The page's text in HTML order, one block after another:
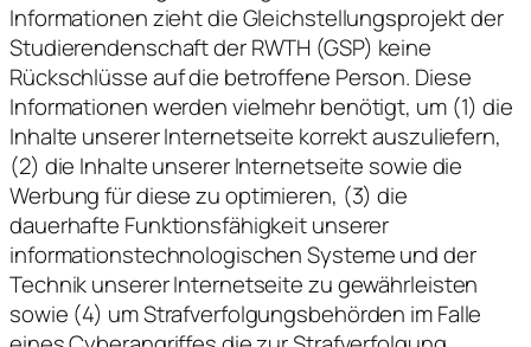
Informationen zieht die Gleichstellungsprojekt der
Studierendenschaft der RWTH (GSP) keine
Rückschlüsse auf die betroffene Person. Diese
Informationen werden vielmehr benötigt, um (1) die
Inhalte unserer Internetseite korrekt auszuliefern,
(2) die Inhalte unserer Internetseite sowie die
Werbung für diese zu optimieren, (3) die
dauerhafte Funktionsfähigkeit unserer
informationstechnologischen Systeme und der
Technik unserer Internetseite zu gewährleisten
sowie (4) um Strafverfolgungsbehörden im Falle